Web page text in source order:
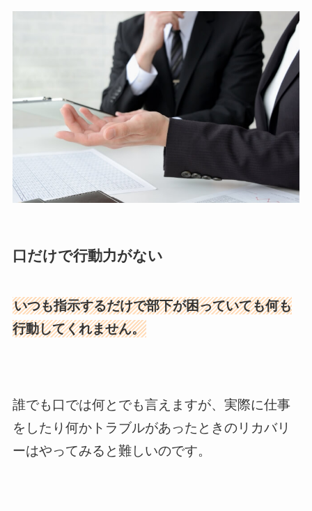
口だけで行動力がない
いつも指示するだけで部下が困っていても何も
行動してくれません。
誰でも口では何とでも言えますが、実際に仕事
をしたり何かトラブルがあったときのリカバリ
ーはやってみると難しいのです。